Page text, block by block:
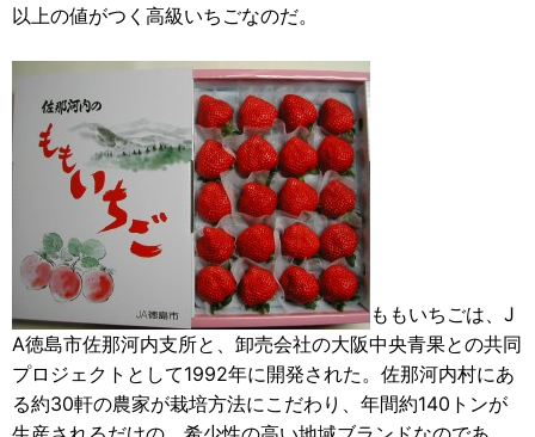
以上の値がつく高級いちごなのだ。
ももいちごは、J
A徳島市佐那河内支所と、卸売会社の大阪中央青果との共同
プロジェクトとして1992年に開発された。佐那河内村にあ
る約30軒の農家が栽培方法にこだわり、年間約140トンが